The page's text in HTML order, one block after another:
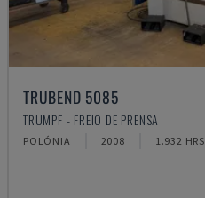
TRUBEND 5085
TRUMPF - FREIO DE PRENSA
POLÓNIA 2008 1.932 HRS